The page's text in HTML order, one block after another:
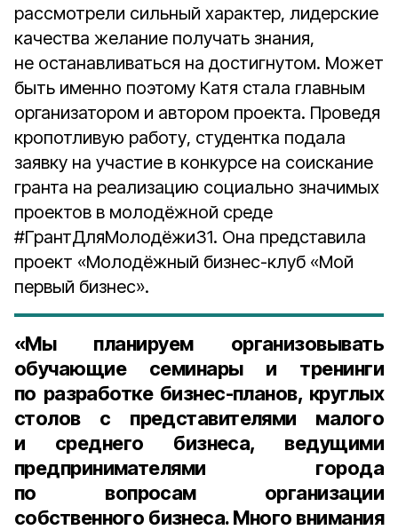
рассмотрели сильный характер, лидерские
качества желание получать знания,
не останавливаться на достигнутом. Может
быть именно поэтому Катя стала главным
организатором и автором проекта. Проведя
кропотливую работу, студентка подала
заявку на участие в конкурсе на соискание
гранта на реализацию социально значимых
проектов в молодёжной среде
#ГрантДляМолодёжи31. Она представила
проект «Молодёжный бизнес-клуб «Мой
первый бизнес».
«Мы планируем организовывать
обучающие семинары и тренинги
по разработке бизнес-планов, круглых
столов с представителями малого
и среднего бизнеса, ведущими
предпринимателями города
по вопросам организации
собственного бизнеса. Много внимания